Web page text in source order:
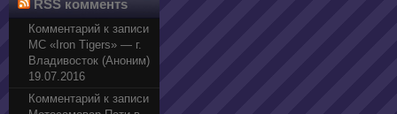
RSS комментs
Комментарий к записи
МС «Iron Tigers» — г.
Владивосток (Аноним)
19.07.2016
Комментарий к записи